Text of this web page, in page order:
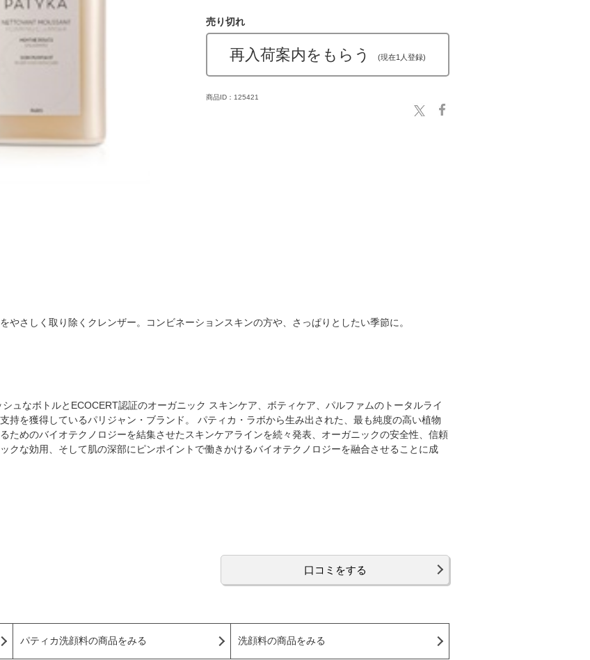
売り切れ
再入荷案内をもらう (現在1人登録)
商品ID：125421
やさしく取り除くクレンザー。コンビネーションスキンの方や、さっぱりとしたい季節に。
ュなボトルとECOCERT認証のオーガニック スキンケア、ボティケア、パルファムのトータルライ
持を獲得しているパリジャン・ブランド。 パティカ・ラボから生み出された、最も純度の高い植物
ためのバイオテクノロジーを結集させたスキンケアラインを続々発表、オーガニックの安全性、信頼
クな効用、そして肌の深部にピンポイントで働きかけるバイオテクノロジーを融合させることに成
口コミをする
パティカ洗顔料の商品をみる 洗顔料の商品をみる